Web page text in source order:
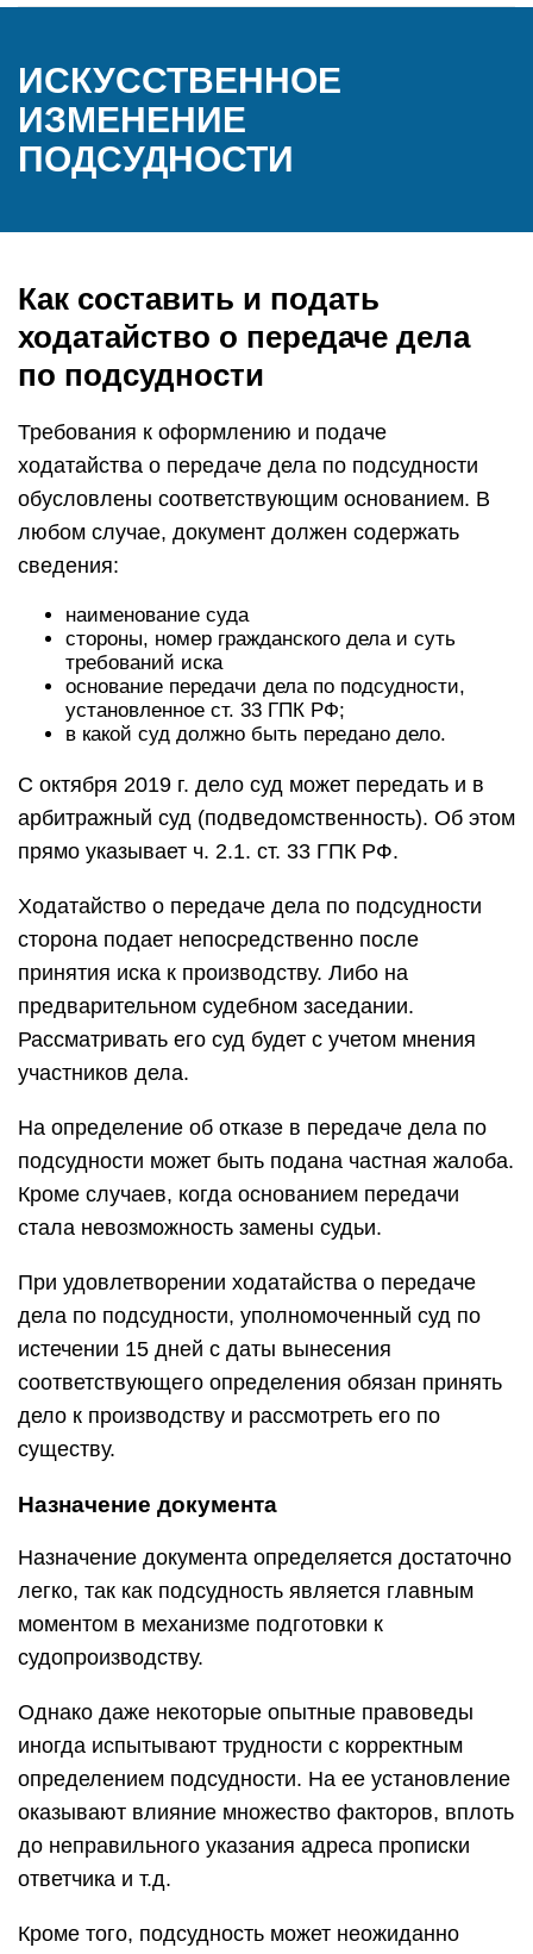
ИСКУССТВЕННОЕ
ИЗМЕНЕНИЕ
ПОДСУДНОСТИ
Как составить и подать
ходатайство о передаче дела
по подсудности
Требования к оформлению и подаче
ходатайства о передаче дела по подсудности
обусловлены соответствующим основанием. В
любом случае, документ должен содержать
сведения:
наименование суда
стороны, номер гражданского дела и суть
требований иска
основание передачи дела по подсудности,
установленное ст. 33 ГПК РФ;
в какой суд должно быть передано дело.
С октября 2019 г. дело суд может передать и в
арбитражный суд (подведомственность). Об этом
прямо указывает ч. 2.1. ст. 33 ГПК РФ.
Ходатайство о передаче дела по подсудности
сторона подает непосредственно после
принятия иска к производству. Либо на
предварительном судебном заседании.
Рассматривать его суд будет с учетом мнения
участников дела.
На определение об отказе в передаче дела по
подсудности может быть подана частная жалоба.
Кроме случаев, когда основанием передачи
стала невозможность замены судьи.
При удовлетворении ходатайства о передаче
дела по подсудности, уполномоченный суд по
истечении 15 дней с даты вынесения
соответствующего определения обязан принять
дело к производству и рассмотреть его по
существу.
Назначение документа
Назначение документа определяется достаточно
легко, так как подсудность является главным
моментом в механизме подготовки к
судопроизводству.
Однако даже некоторые опытные правоведы
иногда испытывают трудности с корректным
определением подсудности. На ее установление
оказывают влияние множество факторов, вплоть
до неправильного указания адреса прописки
ответчика и т.д.
Кроме того, подсудность может неожиданно